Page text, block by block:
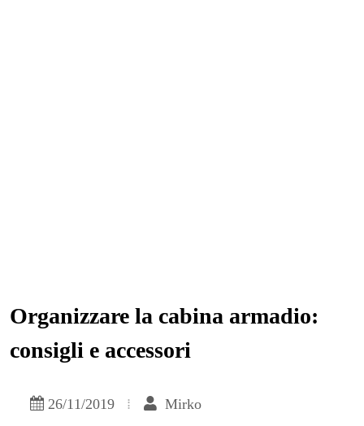
Organizzare la cabina armadio:
consigli e accessori
26/11/2019
Mirko